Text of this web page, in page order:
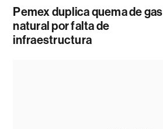
Pemex duplica quema de gas
natural por falta de
infraestructura